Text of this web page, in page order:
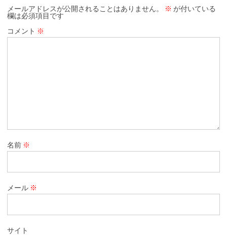
メールアドレスが公開されることはありません。 ※ が付いている
欄は必須項目です
コメント ※
名前 ※
メール ※
サイト